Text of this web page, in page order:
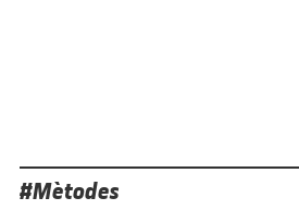
Etiquetes
Mètodes